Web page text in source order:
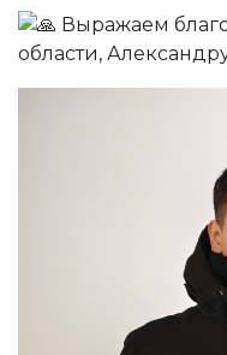
Выражаем
области,